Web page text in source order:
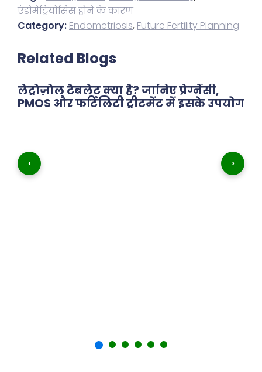
एंडोमेट्रियोसिस होने के कारण
Category: Endometriosis, Future Fertility Planning
Related Blogs
लेट्रोज़ोल टैबलेट क्या है? जानिए प्रेग्नेंसी,
PMOS और फर्टिलिटी ट्रीटमेंट में इसके उपयोग
‹ ›